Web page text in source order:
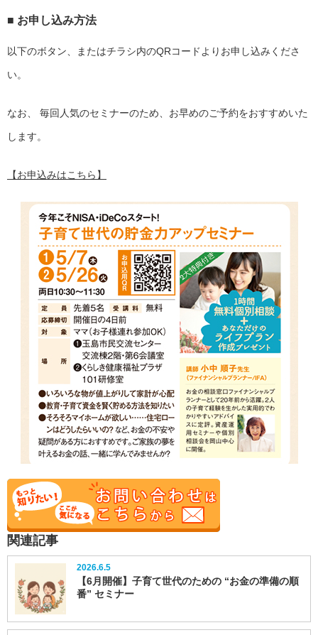
■ お申し込み方法
以下のボタン、またはチラシ内のQRコードよりお申し込みくださ
い。
なお、 毎回人気のセミナーのため、お早めのご予約をおすすめいた
します。
【お申込みはこちら】
関連記事
2026.6.5
【6月開催】子育て世代のための “お金の準備の順
番” セミナー